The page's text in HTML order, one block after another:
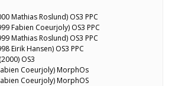
Mathias Roslund) OS3 PPC
Fabien Coeurjoly) OS3 PPC
Mathias Roslund) OS3 PPC
Eirik Hansen) OS3 PPC
(2000) OS3
Coeurjoly) MorphOs
Coeurjoly) MorphOS